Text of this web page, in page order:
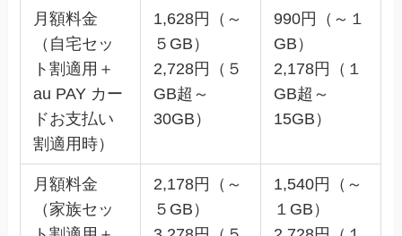
月額料金
（自宅セッ
ト割適用＋
au PAY カー
ドお支払い
割適用時）
1,628円（～
５GB）
2,728円（５
GB超～
30GB）
990円（～１
GB）
2,178円（１
GB超～
15GB）
月額料金
（家族セッ
2,178円（～
５GB）
1,540円（～
１GB）